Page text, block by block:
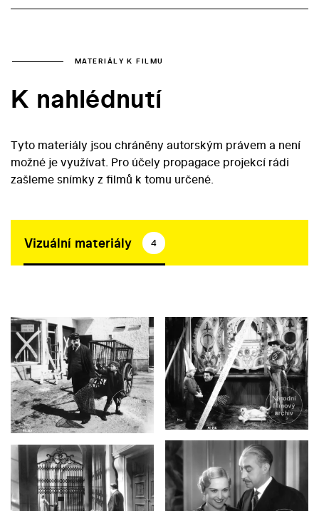
MATERIÁLY K FILMU
K nahlédnutí
Tyto materiály jsou chráněny autorským právem a není
možné je využívat. Pro účely propagace projekcí rádi
zašleme snímky z filmů k tomu určené.
Vizuální materiály 4